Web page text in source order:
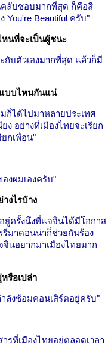
ลับชอบมากที่สุด ก็คือสี
Beautiful ครับ"
นที่จะเป็นผู้ชนะ
กับตัวเองมากที่สุด แล้วก็มี
แบบไหนกันแน่
ก็ได้ไปมาหลายประเทศ
ง อย่างที่เมืองไทยจะเรียก
ยกเพื่อน"
งผมเองครับ"
งไรบ้าง
ยู่ครั้งนึงที่แจจินได้มีโอกาส
รีมาดอนน่าก็ช่วยกันร้อง
จินอยากมาเมืองไทยมาก
รือเปล่า
ลังซ้อมคอนเสิร์ตอยู่ครับ"
รที่เมืองไทยอยู่ตลอดเวลา